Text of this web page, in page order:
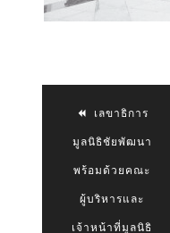
เลขาธิการ
มูลนิธิชัยพัฒนา
พร้อมด้วยคณะ
ผู้บริหารและ
เจ้าหน้าที่มูลนิธิ